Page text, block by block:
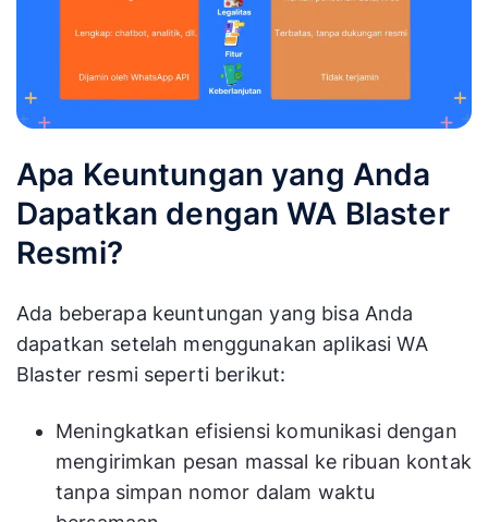
Apa Keuntungan yang Anda
Dapatkan dengan WA Blaster
Resmi?
Ada beberapa keuntungan yang bisa Anda
dapatkan setelah menggunakan aplikasi WA
Blaster resmi seperti berikut:
Meningkatkan efisiensi komunikasi dengan
mengirimkan pesan massal ke ribuan kontak
tanpa simpan nomor dalam waktu